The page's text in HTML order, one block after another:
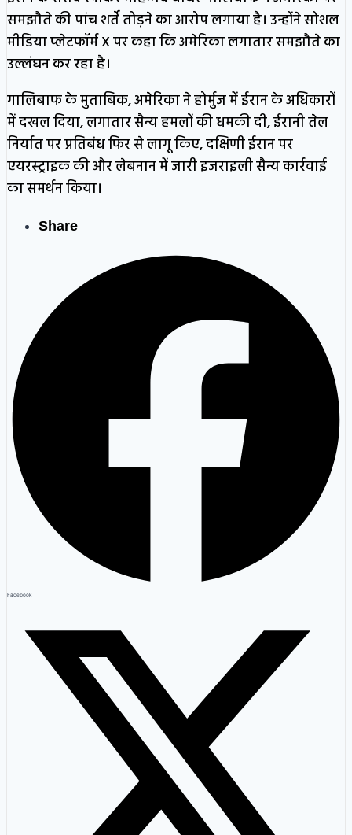
समझौते की पांच शर्तें तोड़ने का आरोप लगाया है। उन्होंने सोशल
मीडिया प्लेटफॉर्म X पर कहा कि अमेरिका लगातार समझौते का
उल्लंघन कर रहा है।
गालिबाफ के मुताबिक, अमेरिका ने होर्मुज में ईरान के अधिकारों
में दखल दिया, लगातार सैन्य हमलों की धमकी दी, ईरानी तेल
निर्यात पर प्रतिबंध फिर से लागू किए, दक्षिणी ईरान पर
एयरस्ट्राइक की और लेबनान में जारी इजराइली सैन्य कार्रवाई
का समर्थन किया।
Share
Facebook